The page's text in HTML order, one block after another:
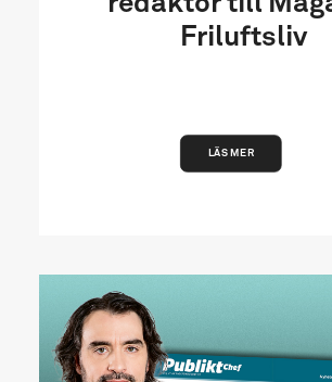
Friluftsliv
LÄS MER